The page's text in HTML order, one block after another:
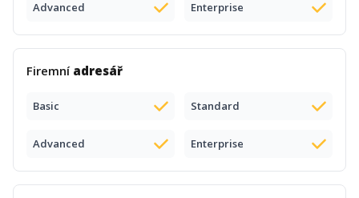
Advanced Enterprise
Firemní adresář
Basic Standard
Advanced Enterprise